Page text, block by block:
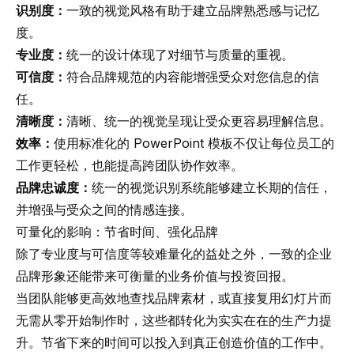
识别度： 一致的视觉风格有助于建立品牌熟悉感与记忆
度。
专业度： 统一的设计体现了对细节与质量的重视。
可信度： 符合品牌规范的内容能增强受众对您信息的信
任。
清晰度： 清晰、统一的视觉呈现让受众更容易理解信息。
效率： 使用标准化的 PowerPoint 模板不仅让每位员工的
工作更轻松，也能提高跨团队协作效率。
品牌忠诚度： 统一的视觉识别系统能够建立长期的信任，
并增强与受众之间的情感连接。
可量化的影响：节省时间、强化品牌
除了专业度与可信度等较难量化的益处之外，一致的企业
品牌形象还能带来可衡量的业务价值与投资回报。
当团队能够更高效地查找品牌素材，或直接复用幻灯片而
无需从零开始制作时，这些都转化为实实在在的生产力提
升。节省下来的时间可以投入到真正创造价值的工作中。